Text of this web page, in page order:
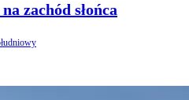
zachód słońca